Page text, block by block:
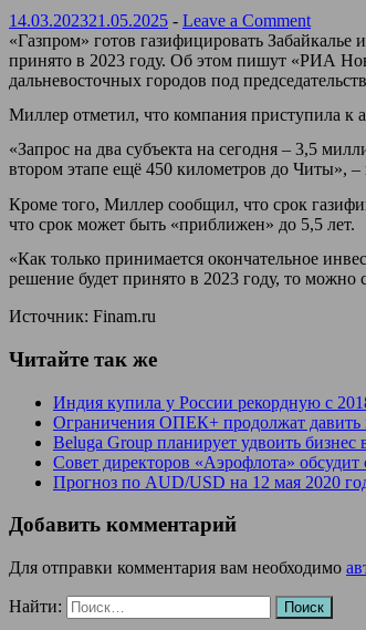
14.03.202321.05.2025 - Leave a Comment
«Газпром» готов газифицировать
принято в 2023 году. Об этом пишут «РИА
дальневосточных городов под
Миллер отметил, что компания приступила к
«Запрос на два субъекта на сегодня – 3,5
втором этапе ещё 450 километров до Читы»,
Кроме того, Миллер сообщил, что срок
что срок может быть «приближен» до 5,5 лет.
«Как только принимается окончательное
решение будет принято в 2023 году, то можно
Источник: Finam.ru
Читайте так же
Индия купила у России рекордную с
Ограничения ОПЕК+ продолжат давить
Beluga Group планирует удвоить
Совет директоров «Аэрофлота»
Прогноз по AUD/USD на 12 мая 2020
Добавить комментарий
Для отправки комментария вам необходимо
Найти: